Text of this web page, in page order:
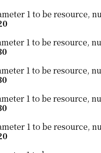
1 to be resource,
1 to be resource,
1 to be resource,
1 to be resource,
1 to be resource,